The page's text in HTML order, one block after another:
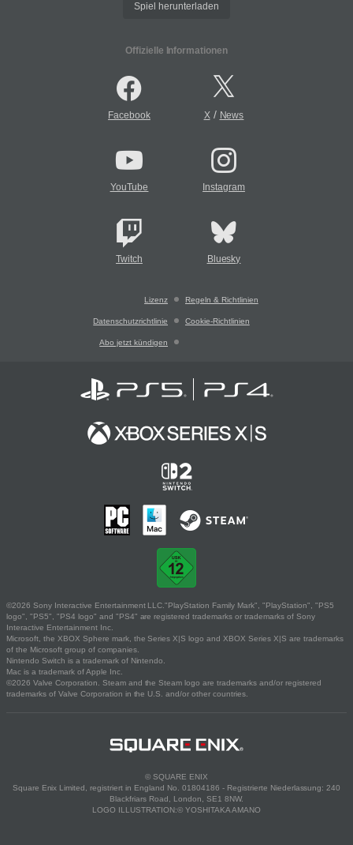
Spiel herunterladen
Offizielle Informationen
Facebook X/ News
YouTube Instagram
Twitch Bluesky
Lizenz Regeln & Richtlinien
Datenschutzrichtlinie Cookie-Richtlinien
Abo jetzt kündigen
©2026 Sony Interactive Entertainment LLC."PlayStation Family Mark", "PlayStation", "PS5
logo", "PS5", "PS4 logo" and "PS4" are registered trademarks or trademarks of Sony
Interactive Entertainment Inc.
Microsoft, the XBOX Sphere mark, the Series X|S logo and XBOX Series X|S are trademarks
of the Microsoft group of companies.
Nintendo Switch is a trademark of Nintendo.
Mac is a trademark of Apple Inc.
©2026 Valve Corporation. Steam and the Steam logo are trademarks and/or registered
trademarks of Valve Corporation in the U.S. and/or other countries.
© SQUARE ENIX
Square Enix Limited, registriert in England No. 01804186 - Registrierte Niederlassung: 240
Blackfriars Road, London, SE1 8NW.
LOGO ILLUSTRATION:© YOSHITAKA AMANO